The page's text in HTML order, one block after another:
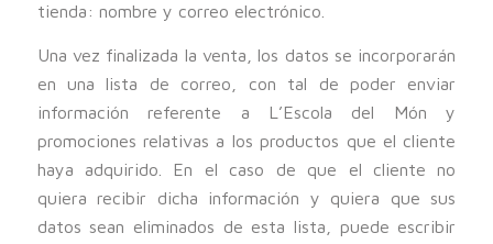
tienda: nombre y correo electrónico.
Una vez finalizada la venta, los datos se incorporarán
en una lista de correo, con tal de poder enviar
información referente a L’Escola del Món y
promociones relativas a los productos que el cliente
haya adquirido. En el caso de que el cliente no
quiera recibir dicha información y quiera que sus
datos sean eliminados de esta lista, puede escribir